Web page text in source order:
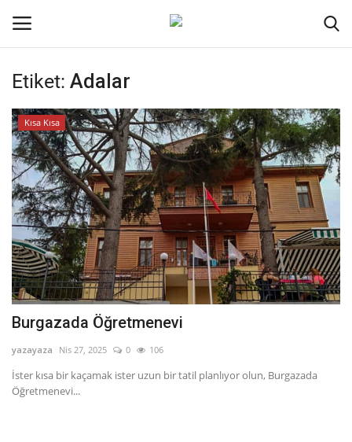
Oturum aç
Ana Sayfa
Genel
Kodlama
Kripto Para
İletişim
Dil
Etiket: Adalar
Kısa Kısa
Burgazada Öğretmenevi
yazayaza Nis 27, 2025 0 106
İster kısa bir kaçamak ister uzun bir tatil planlıyor olun, Burgazada
Öğretmenevi...